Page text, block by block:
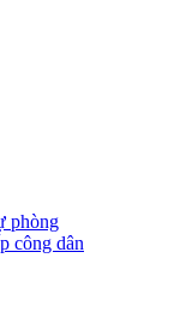
phòng
công dân